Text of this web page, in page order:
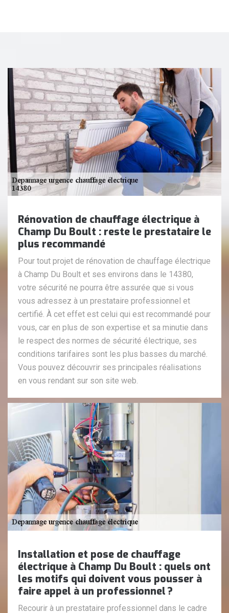
Rénovation de chauffage électrique à
Champ Du Boult : reste le prestataire le
plus recommandé
Pour tout projet de rénovation de chauffage électrique
à Champ Du Boult et ses environs dans le 14380,
votre sécurité ne pourra être assurée que si vous
vous adressez à un prestataire professionnel et
certifié. À cet effet est celui qui est recommandé pour
vous, car en plus de son expertise et sa minutie dans
le respect des normes de sécurité électrique, ses
conditions tarifaires sont les plus basses du marché.
Vous pouvez découvrir ses principales réalisations
en vous rendant sur son site web.
Installation et pose de chauffage
électrique à Champ Du Boult : quels ont
les motifs qui doivent vous pousser à
faire appel à un professionnel ?
Recourir à un prestataire professionnel dans le cadre